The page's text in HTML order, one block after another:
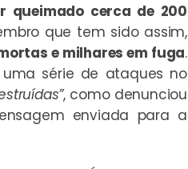
queimado cerca de 200
que tem sido assim,
e milhares em fuga.
série de ataques no
, como denunciou
enviada para a